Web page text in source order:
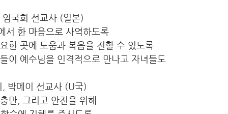
국희 선교사 (일본)
서 한 마음으로 사역하도록
한 곳에 도움과 복음을 전할 수 있도록
이 예수님을 인격적으로 만나고 자녀들도
박메이 선교사 (U국)
만, 그리고 안전을 위해